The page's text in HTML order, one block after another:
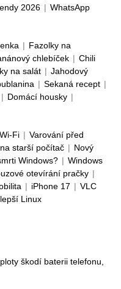
2026 | WhatsApp
| Fazolky na
chlebíček | Chili
na salát | Jahodový
| Sekaná recept |
| Domácí housky |
Fi | Varování před
starší počítač | Nový
Windows? | Windows
otevírání pračky |
| iPhone 17 | VLC
Linux
škodí baterii telefonu,